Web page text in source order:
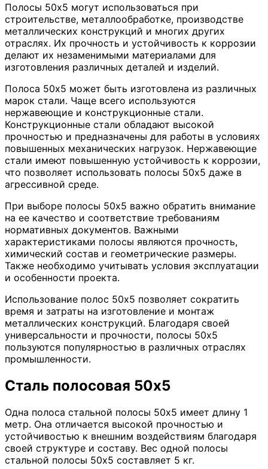
Полосы 50х5 могут использоваться при
строительстве, металлообработке, производстве
металлических конструкций и многих других
отраслях. Их прочность и устойчивость к коррозии
делают их незаменимыми материалами для
изготовления различных деталей и изделий.
Полоса 50х5 может быть изготовлена из различных
марок стали. Чаще всего используются
нержавеющие и конструкционные стали.
Конструкционные стали обладают высокой
прочностью и предназначены для работы в условиях
повышенных механических нагрузок. Нержавеющие
стали имеют повышенную устойчивость к коррозии,
что позволяет использовать полосы 50х5 даже в
агрессивной среде.
При выборе полосы 50х5 важно обратить внимание
на ее качество и соответствие требованиям
нормативных документов. Важными
характеристиками полосы являются прочность,
химический состав и геометрические размеры.
Также необходимо учитывать условия эксплуатации
и особенности проекта.
Использование полос 50х5 позволяет сократить
время и затраты на изготовление и монтаж
металлических конструкций. Благодаря своей
универсальности и прочности, полосы 50х5
пользуются популярностью в различных отраслях
промышленности.
Сталь полосовая 50х5
Одна полоса стальной полосы 50х5 имеет длину 1
метр. Она отличается высокой прочностью и
устойчивостью к внешним воздействиям благодаря
своей структуре и составу. Вес одной полосы
стальной полосы 50х5 составляет 5 кг.